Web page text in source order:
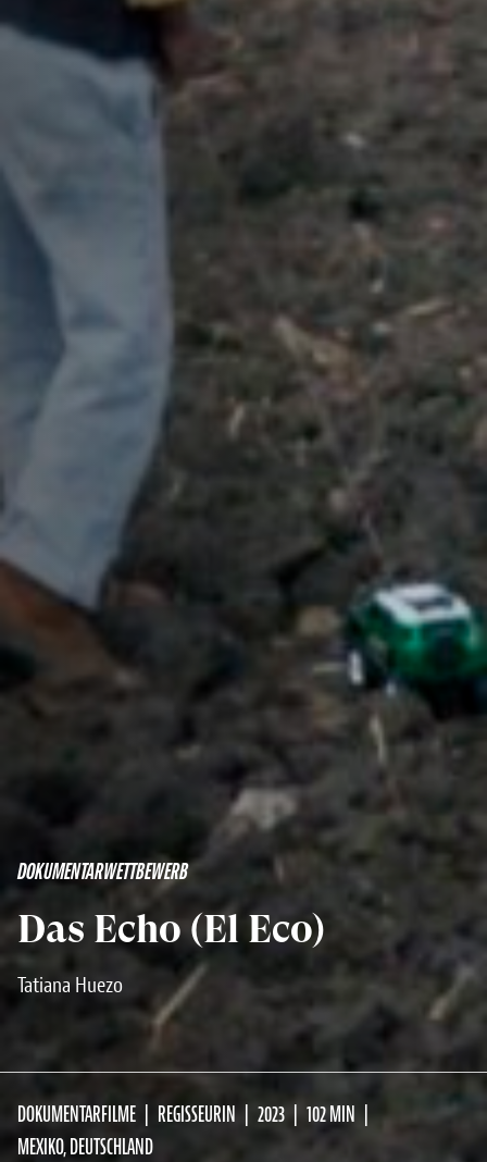
DOKUMENTARWETTBEWERB
Das Echo (El Eco)
Tatiana Huezo
DOKUMENTARFILME REGISSEURIN 2023
102 MIN
MEXIKO, DEUTSCHLAND